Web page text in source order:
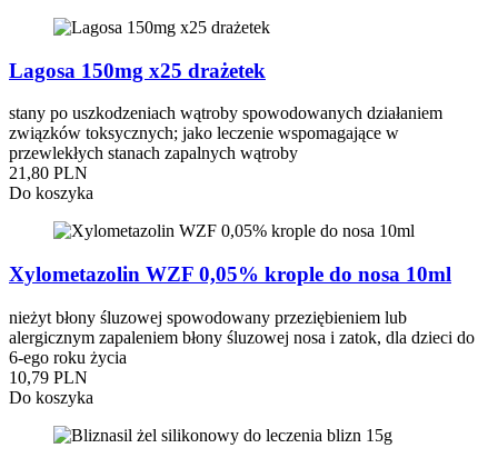
Lagosa 150mg x25 drażetek
stany po uszkodzeniach wątroby spowodowanych działaniem
związków toksycznych; jako leczenie wspomagające w
przewlekłych stanach zapalnych wątroby
21,80 PLN
Do koszyka
Xylometazolin WZF 0,05% krople do nosa 10ml
nieżyt błony śluzowej spowodowany przeziębieniem lub
alergicznym zapaleniem błony śluzowej nosa i zatok, dla dzieci do
6-ego roku życia
10,79 PLN
Do koszyka